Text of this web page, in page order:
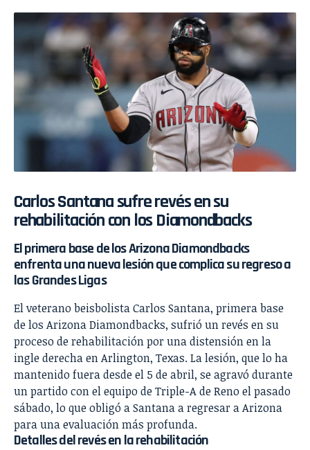
Carlos Santana sufre revés en su
rehabilitación con los Diamondbacks
El primera base de los Arizona Diamondbacks
enfrenta una nueva lesión que complica su regreso a
las Grandes Ligas
El veterano beisbolista Carlos Santana, primera base
de los Arizona Diamondbacks, sufrió un revés en su
proceso de rehabilitación por una distensión en la
ingle derecha en Arlington, Texas. La lesión, que lo ha
mantenido fuera desde el 5 de abril, se agravó durante
un partido con el equipo de Triple-A de Reno el pasado
sábado, lo que obligó a Santana a regresar a Arizona
para una evaluación más profunda.
Detalles del revés en la rehabilitación